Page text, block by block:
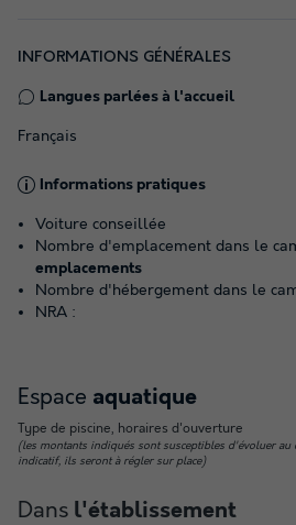
INFORMATIONS GÉNÉRALES
Langues parlées à l'accueil
Français
Informations pratiques
Voiture conseillée
Nombre d'emplacement dans le
emplacements
Nombre d'hébergement dans le
NRA :
Espace aquatique
Type de piscine, horaires d'ouverture
(les montants indiqués sont susceptibles d'évoluer au
indicatif, ils seront à régler sur place)
Dans l'établissement